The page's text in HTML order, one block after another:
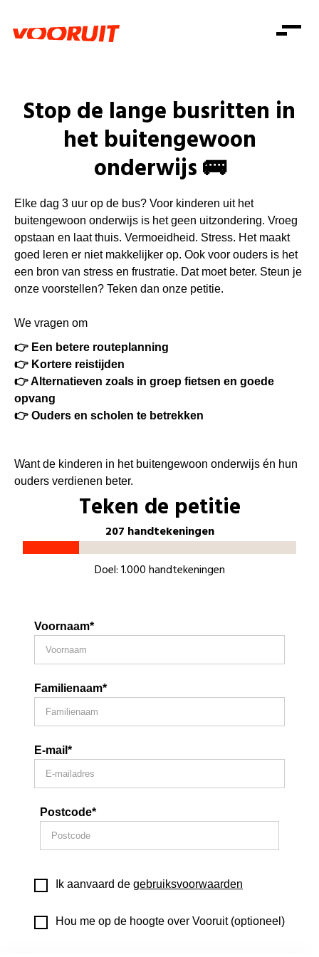
Zorg
Gelijke kansen
Welzijn
Consumentenbescherming
Pensioenen
Kinderen en jongeren
Onze mensen
Standpunten
Vacatures
Doe mee
Doe mee
Word lid
Mis niets
Shop
Zoeken
Login
Doe mee
Stop de lange busritten in
het buitengewoon
onderwijs 🚌
Elke dag 3 uur op de bus? Voor kinderen uit het
buitengewoon onderwijs is het geen uitzondering. Vroeg
opstaan en laat thuis. Vermoeidheid. Stress. Het maakt
goed leren er niet makkelijker op. Ook voor ouders is het
een bron van stress en frustratie. Dat moet beter. Steun je
onze voorstellen? Teken dan onze petitie.
We vragen om
👉 Een betere routeplanning
👉 Kortere reistijden
👉 Alternatieven zoals in groep fietsen en goede
opvang
👉 Ouders en scholen te betrekken
Want de kinderen in het buitengewoon onderwijs én hun
ouders verdienen beter.
Teken de petitie
207 handtekeningen
Doel: 1.000 handtekeningen
Voornaam*
Familienaam*
E-mail*
Postcode*
Ik aanvaard de gebruiksvoorwaarden
Hou me op de hoogte over Vooruit (optioneel)